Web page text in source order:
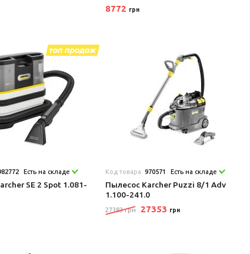
8772 грн
Есть на складе
SE 2 Spot 1.081-
Код товара:970571 Есть на складе
Пылесос Karcher Puzzi 8/1 Adv
1.100-241.0
27383 грн 27353 грн